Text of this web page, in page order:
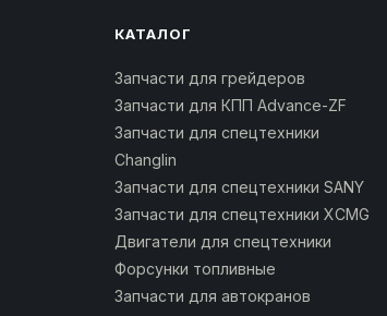
КАТАЛОГ
Запчасти для грейдеров
Запчасти для КПП Advance-ZF
Запчасти для спецтехники
Changlin
Запчасти для спецтехники SANY
Запчасти для спецтехники XCMG
Двигатели для спецтехники
Форсунки топливные
Запчасти для автокранов